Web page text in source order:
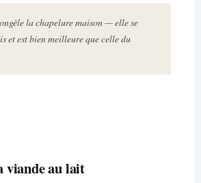
la chapelure maison — elle se
et est bien meilleure que celle du
viande au lait